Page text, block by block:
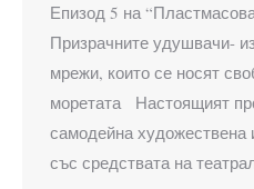
Епизод 5 на
Призрачните удушвачи-
мрежи, които се носят
моретата Настоящият
самодейна художествена
със средствата на